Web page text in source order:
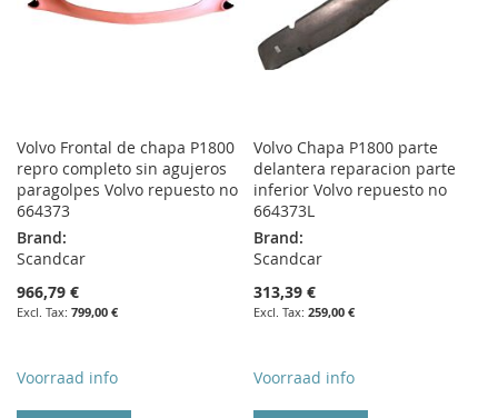
Volvo Frontal de chapa P1800
repro completo sin agujeros
paragolpes Volvo repuesto no
664373
Brand:
Scandcar
966,79 €
799,00 €
Voorraad info
Volvo Chapa P1800 parte
delantera reparacion parte
inferior Volvo repuesto no
664373L
Brand:
Scandcar
313,39 €
259,00 €
Voorraad info